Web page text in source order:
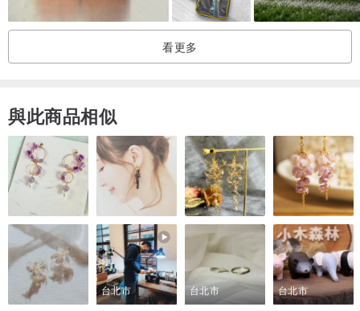
木頭遇雨會軟化脆弱
看更多
與此商品相似
台北市 台北市 台北市